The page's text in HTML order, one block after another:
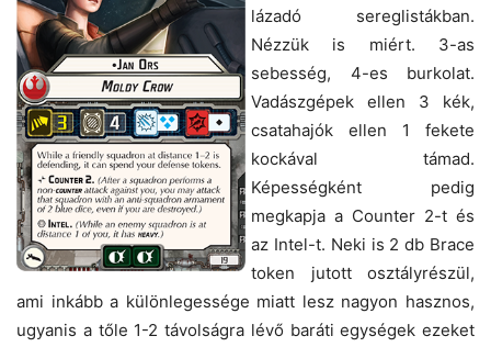
lázadó sereglistákban.
Nézzük is miért. 3-as
sebesség, 4-es burkolat.
Vadászgépek ellen 3 kék,
csatahajók ellen 1 fekete
kockával támad.
Képességként pedig
megkapja a Counter 2-t és
az Intel-t. Neki is 2 db Brace
token jutott osztályrészül,
ami inkább a különlegessége miatt lesz nagyon hasznos,
ugyanis a tőle 1-2 távolságra lévő baráti egységek ezeket